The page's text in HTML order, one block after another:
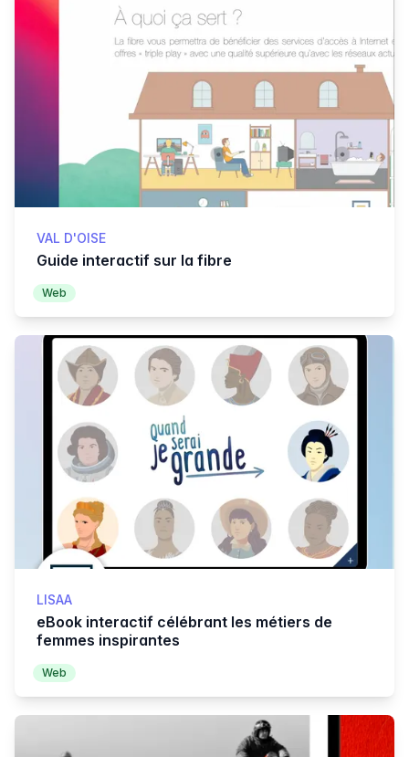
VAL D'OISE
Guide interactif sur la fibre
Web
LISAA
eBook interactif célébrant les métiers de
femmes inspirantes
Web